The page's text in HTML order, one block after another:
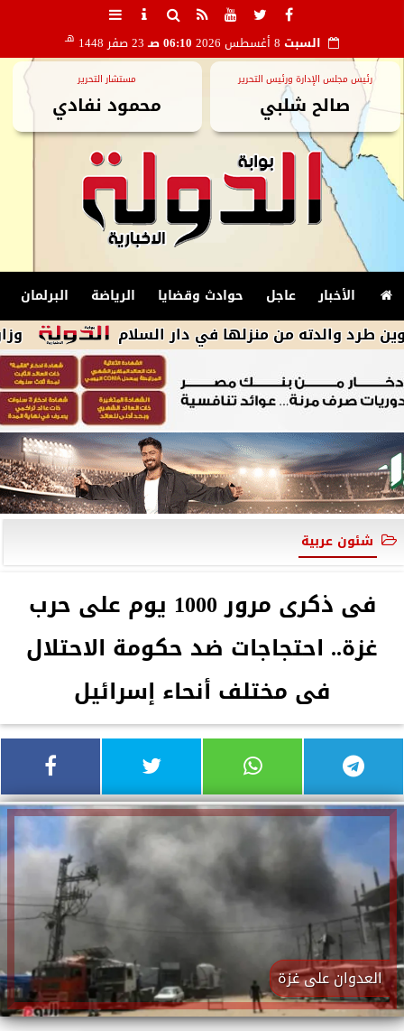
السبت 06:10 صـ 23 صفر 1448 هـ
رئيس مجلس الإدارة ورئيس التحرير
صالح شلبي
مستشار التحرير
محمود نفادي
الأخبار عاجل حوادث وقضايا الرياضة البرلمان
وزارة من منزلها في دار السلام
شئون عربية
فى ذكرى مرور 1000 يوم على حرب
غزة.. احتجاجات ضد حكومة الاحتلال
فى مختلف أنحاء إسرائيل
العدوان على غزة